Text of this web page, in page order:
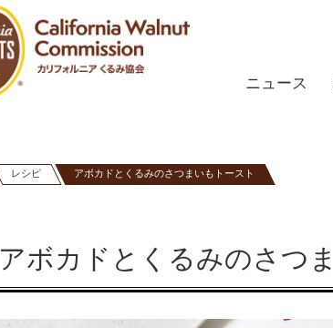
ニュース
レシピ アボカドとくるみのさつまいもトースト
アボカドとくるみのさつ